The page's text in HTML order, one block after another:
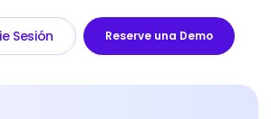
Sesión Reserve una Demo